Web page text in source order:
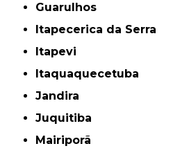
Guarulhos
Itapecerica da Serra
Itapevi
Itaquaquecetuba
Jandira
Juquitiba
Mairiporã